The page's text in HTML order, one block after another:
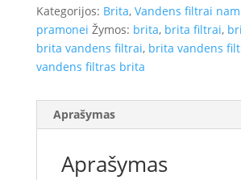
Kategorijos: Brita, Vandens filtrai
pramonei Žymos: brita, brita filtrai,
brita vandens filtrai, brita vandens
vandens filtras brita
Aprašymas
Aprašymas